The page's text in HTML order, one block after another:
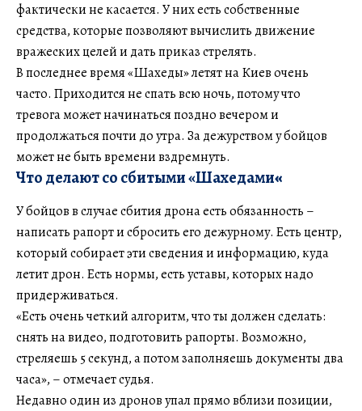
фактически не касается. У них есть собственные
средства, которые позволяют вычислить движение
вражеских целей и дать приказ стрелять.
В последнее время «Шахеды» летят на Киев очень
часто. Приходится не спать всю ночь, потому что
тревога может начинаться поздно вечером и
продолжаться почти до утра. За дежурством у бойцов
может не быть времени вздремнуть.
Что делают со сбитыми«Шахедами«
У бойцов в случае сбития дрона есть обязанность –
написать рапорт и сбросить его дежурному. Есть центр,
который собирает эти сведения и информацию, куда
летит дрон. Есть нормы, есть уставы, которых надо
придерживаться.
«Есть очень четкий алгоритм, что ты должен сделать:
снять на видео, подготовить рапорты. Возможно,
стреляешь 5 секунд, а потом заполняешь документы два
часа», – отмечает судья.
Недавно один из дронов упал прямо вблизи позиции,